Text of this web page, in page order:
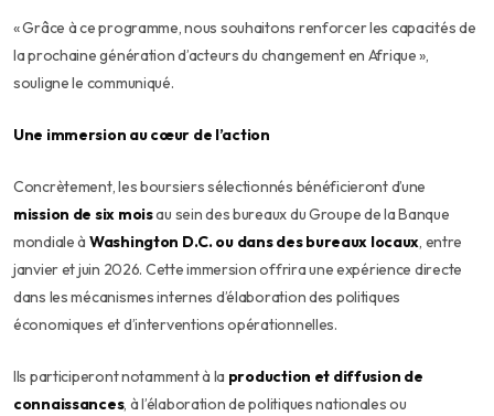
« Grâce à ce programme, nous souhaitons renforcer les capacités de
la prochaine génération d’acteurs du changement en Afrique »,
souligne le communiqué.
Une immersion au cœur de l’action
Concrètement, les boursiers sélectionnés bénéficieront d’une
mission de six moisau sein des bureaux du Groupe de la Banque
mondiale à Washington D.C. ou dans des bureaux locaux, entre
janvier et juin 2026. Cette immersion offrira une expérience directe
dans les mécanismes internes d’élaboration des politiques
économiques et d’interventions opérationnelles.
Ils participeront notamment à la production et diffusion de
connaissances, à l’élaboration de politiques nationales ou